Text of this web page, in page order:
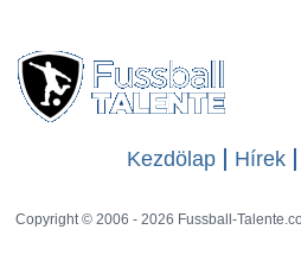
Kezdölap Hírek
Copyright © 2006 - 2026 Fussball-